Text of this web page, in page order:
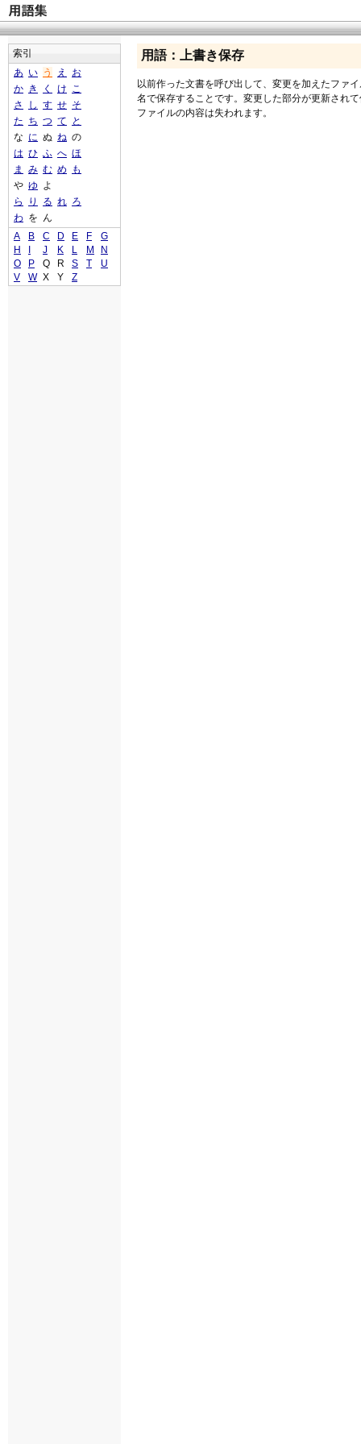
用語：上書き保存
以前作った文書を呼び出して、変更を加えたファ
名で保存することです。変更した部分が更新され
ファイルの内容は失われます。
索引
あ い う え
お
か き く け こ
さ
し す せ そ
た ち つ て
と
な に ぬ ね の
は ひ ふ へ ほ
ま
み む め
も
や ゆ よ
ら
り る れ ろ
わ を ん
A
B C D E F
G
H
J K L M
N
O
P Q R S T
U
V
W X Y Z